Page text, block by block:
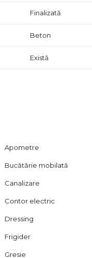
acum o
Finalizată
Beton
Există
Apometre
Bucătărie mobilată
Canalizare
Contor electric
Dressing
Frigider
Gresie